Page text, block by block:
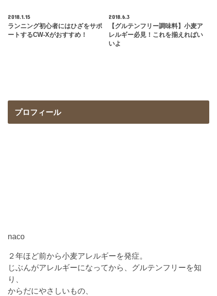
2018.1.15
ランニング初心者にはひざをサポ
ートするCW-Xがおすすめ！
2018.6.3
【グルテンフリー調味料】小麦ア
レルギー必見！これを揃えればい
いよ
プロフィール
naco
２年ほど前から小麦アレルギーを発症。
じぶんがアレルギーになってから、グルテンフリーを知
り、
からだにやさしいもの、